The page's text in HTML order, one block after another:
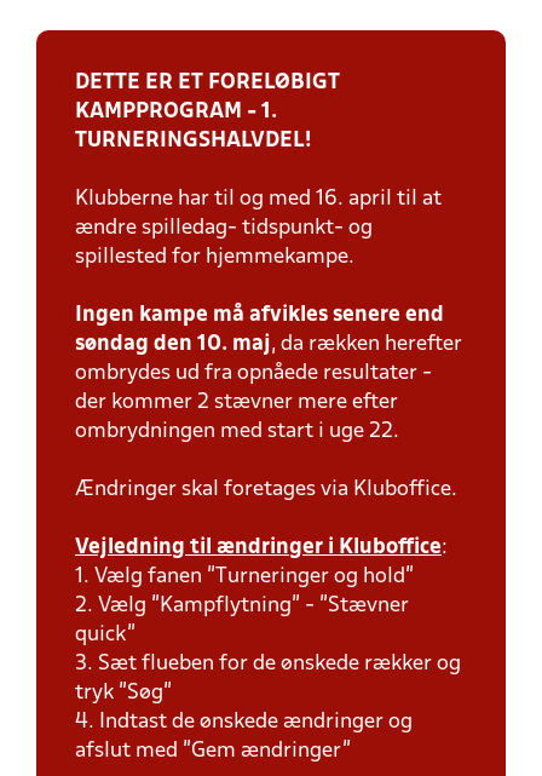
DETTE ER ET FORELØBIGT
KAMPPROGRAM - 1.
TURNERINGSHALVDEL!
Klubberne har til og med 16. april til at
ændre spilledag- tidspunkt- og
spillested for hjemmekampe.
Ingen kampe må afvikles senere end
søndag den 10. maj, da rækken herefter
ombrydes ud fra opnåede resultater -
der kommer 2 stævner mere efter
ombrydningen med start i uge 22.
Ændringer skal foretages via Kluboffice.
Vejledning til ændringer i Kluboffice:
1. Vælg fanen "Turneringer og hold"
2. Vælg "Kampflytning" - "Stævner
quick"
3. Sæt flueben for de ønskede rækker og
tryk "Søg"
4. Indtast de ønskede ændringer og
afslut med "Gem ændringer"